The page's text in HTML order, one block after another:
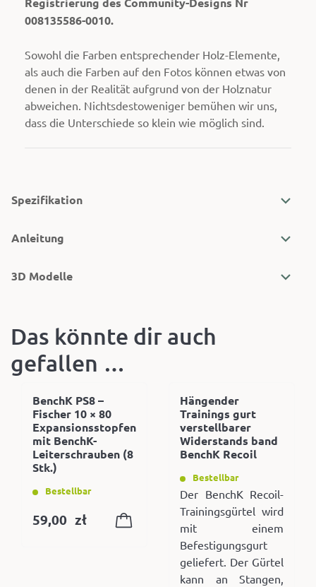
008135586-0010.
Sowohl die Farben entsprechender Holz-Elemente,
als auch die Farben auf den Fotos können etwas von
denen in der Realität aufgrund von der Holznatur
abweichen. Nichtsdestoweniger bemühen wir uns,
dass die Unterschiede so klein wie möglich sind.
Spezifikation
Anleitung
3D Modelle
Das könnte dir auch
gefallen …
BenchK PS8 –
Fischer 10 × 80
Expansionsstopfen
mit BenchK-
Leiterschrauben (8
Stk.)
Bestellbar
59,00 zł
Hängender
Trainings gurt
verstellbarer
Widerstands band
BenchK Recoil
Bestellbar
Der BenchK Recoil-
Trainingsgürtel wird
mit einem
Befestigungsgurt
geliefert. Der Gürtel
kann an Stangen,